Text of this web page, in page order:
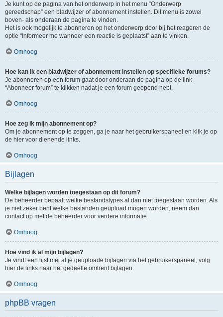
Je kunt op de pagina van het onderwerp in het menu “Onderwerp
gereedschap” een bladwijzer of abonnement instellen. Dit menu is zowel
boven- als onderaan de pagina te vinden.
Het is ook mogelijk te abonneren op het onderwerp door bij het reageren de
optie “Informeer me wanneer een reactie is geplaatst” aan te vinken.
Omhoog
Hoe kan ik een bladwijzer of abonnement instellen op specifieke forums?
Je abonneren op een forum gaat door onderaan de pagina op de link
“Abonneer forum” te klikken nadat je een forum geopend hebt.
Omhoog
Hoe zeg ik mijn abonnement op?
Om je abonnement op te zeggen, ga je naar het gebruikerspaneel en klik je op
de hier voor dienende links.
Omhoog
Bijlagen
Welke bijlagen worden toegestaan op dit forum?
De beheerder bepaalt welke bestandstypes al dan niet toegestaan worden. Als
je niet zeker bent welke bestanden geüpload mogen worden, neem dan
contact op met de beheerder voor verdere informatie.
Omhoog
Hoe vind ik al mijn bijlagen?
Je vindt een lijst met al je geüploade bijlagen via het gebruikerspaneel, volg
hier de links naar het gedeelte omtrent bijlagen.
Omhoog
phpBB vragen